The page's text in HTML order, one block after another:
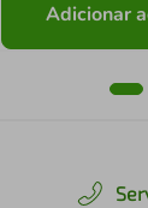
Adicionar